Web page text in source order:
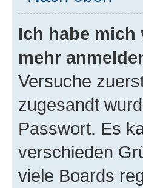
Ich habe
mehr
Versuche
zugesandt
Passwort. Es
verschieden
viele Boards